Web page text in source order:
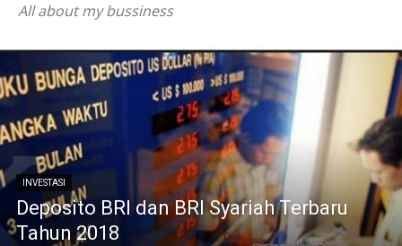
All about my bussiness
INVESTASI
Deposito BRI dan BRI Syariah Terbaru
Tahun 2018